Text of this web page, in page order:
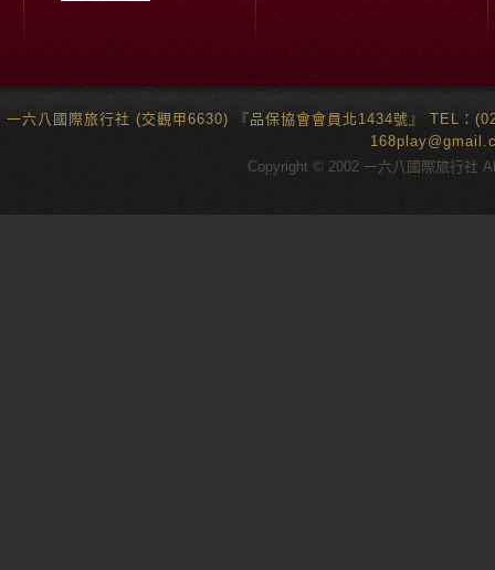
一六八國際旅行社 (交觀甲6630) 『品保協會會員北1434號』 TEL：
Copyright © 2002 一六八國際旅行社